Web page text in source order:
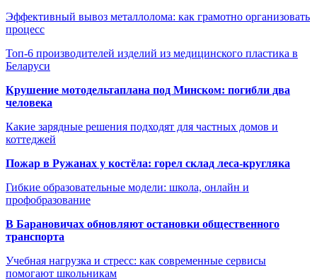
Эффективный вывоз металлолома: как грамотно организовать
процесс
Топ-6 производителей изделий из медицинского пластика в
Беларуси
Крушение мотодельтаплана под Минском: погибли два
человека
Какие зарядные решения подходят для частных домов и
коттеджей
Пожар в Ружанах у костёла: горел склад леса-кругляка
Гибкие образовательные модели: школа, онлайн и
профобразование
В Барановичах обновляют остановки общественного
транспорта
Учебная нагрузка и стресс: как современные сервисы
помогают школьникам